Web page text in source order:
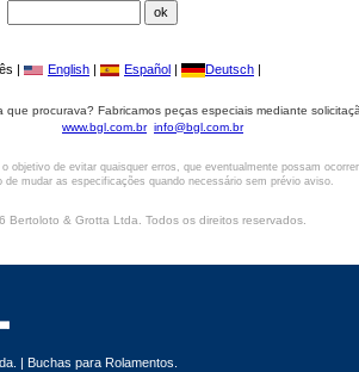
| English | Español | Deutsch |
que procurava? Fabricamos peças especiais mediante
www.bgl.com.br info@bgl.com.br
objetivo de evitar quaisquer erros, que eventualmente possam
de mudar as especificações quando necessário sem prévio aviso.
Bertoloto & Grotta Ltda. Todos os direitos reservados.
| Buchas para Rolamentos.